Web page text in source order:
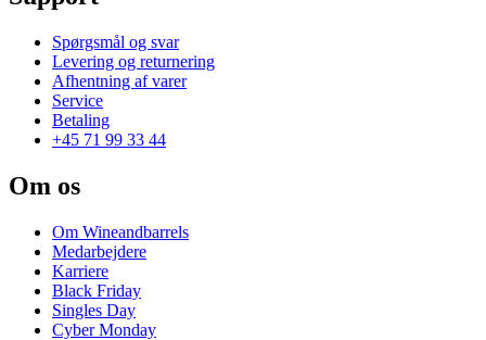
Spørgsmål og svar
Levering og returnering
Afhentning af varer
Service
Betaling
+45 71 99 33 44
Om os
Om Wineandbarrels
Medarbejdere
Karriere
Black Friday
Singles Day
Cyber Monday